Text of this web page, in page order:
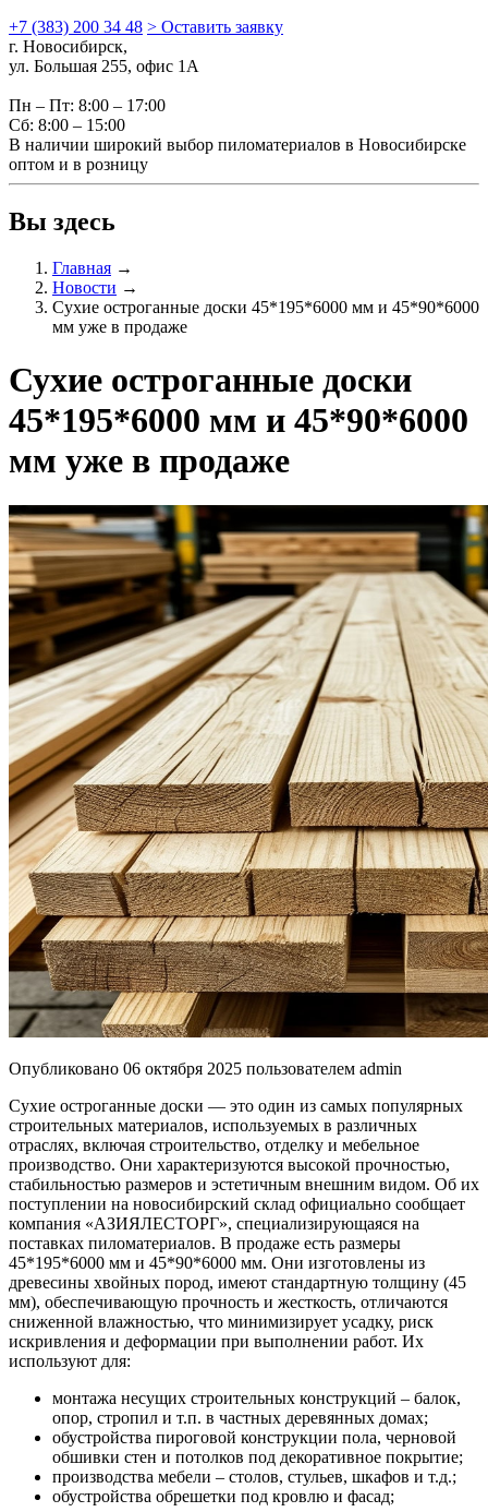
+7 (383) 200 34 48 > Оставить заявку
г. Новосибирск,
ул. Большая 255, офис 1А
Пн – Пт: 8:00 – 17:00
Сб: 8:00 – 15:00
В наличии широкий выбор пиломатериалов в Новосибирске
оптом и в розницу
Вы здесь
Главная →
Новости →
Сухие остроганные доски 45*195*6000 мм и 45*90*6000
мм уже в продаже
Сухие остроганные доски
45*195*6000 мм и 45*90*6000
мм уже в продаже
Опубликовано 06 октября 2025 пользователем admin
Сухие остроганные доски — это один из самых популярных
строительных материалов, используемых в различных
отраслях, включая строительство, отделку и мебельное
производство. Они характеризуются высокой прочностью,
стабильностью размеров и эстетичным внешним видом. Об их
поступлении на новосибирский склад официально сообщает
компания «АЗИЯЛЕСТОРГ», специализирующаяся на
поставках пиломатериалов. В продаже есть размеры
45*195*6000 мм и 45*90*6000 мм. Они изготовлены из
древесины хвойных пород, имеют стандартную толщину (45
мм), обеспечивающую прочность и жесткость, отличаются
сниженной влажностью, что минимизирует усадку, риск
искривления и деформации при выполнении работ. Их
используют для:
монтажа несущих строительных конструкций – балок,
опор, стропил и т.п. в частных деревянных домах;
обустройства пироговой конструкции пола, черновой
обшивки стен и потолков под декоративное покрытие;
производства мебели – столов, стульев, шкафов и т.д.;
обустройства обрешетки под кровлю и фасад;